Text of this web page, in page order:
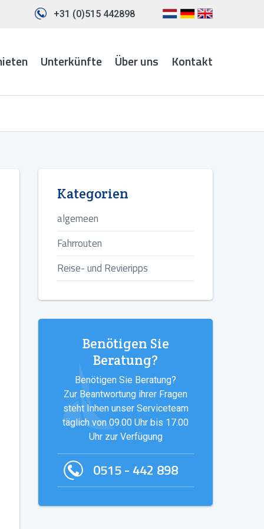
+31 (0)515 442898
Unterkünfte Über uns Kontakt
Kategorien
algemeen
Fahrrouten
Reise- und Revieripps
Benötigen Sie
Beratung?
Benötigen Sie Beratung?
Zur Beantwortung ihrer Fragen
steht Inhen unser Serviceteam
täglich von 09.00 Uhr bis 17.00
Uhr zur Verfügung
0515 - 442 898